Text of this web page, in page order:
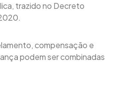
trazido no Decreto
compensação e
podem ser combinadas